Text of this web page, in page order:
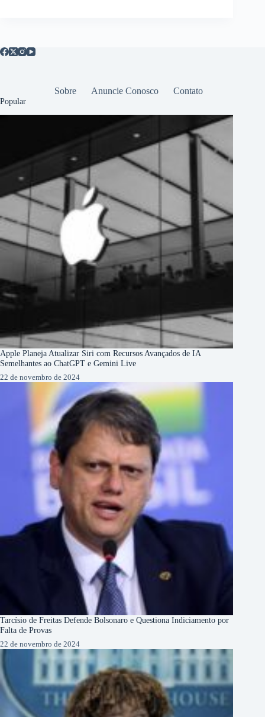
Sobre Anuncie Conosco Contato
Popular
Apple Planeja Atualizar Siri com Recursos Avançados de IA
Semelhantes ao ChatGPT e Gemini Live
22 de novembro de 2024
Tarcísio de Freitas Defende Bolsonaro e Questiona Indiciamento por
Falta de Provas
22 de novembro de 2024